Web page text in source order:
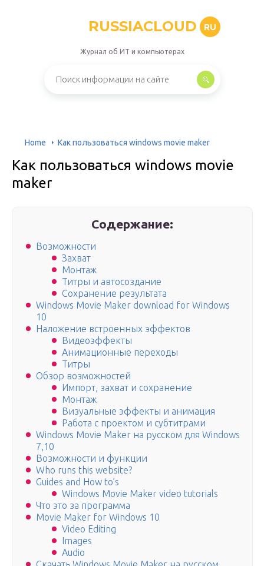
RUSSIACLOUD RU
Журнал об ИТ и компьютерах
Home Как пользоваться windows movie maker
Как пользоваться windows movie
maker
Содержание:
Возможности
Захват
Монтаж
Титры и автосоздание
Сохранение результата
Windows Movie Maker download for Windows
10
Наложение встроенных эффектов
Видеоэффекты
Анимационные переходы
Титры
Обзор возможностей
Импорт, захват и сохранение
Монтаж
Визуальные эффекты и анимация
Работа с проектом и субтитрами
Windows Movie Maker на русском для Windows
7,10
Возможности и функции
Who runs this website?
Guides and How to’s
Windows Movie Maker video tutorials
Что это за программа
Movie Maker for Windows 10
Video Editing
Images
Audio